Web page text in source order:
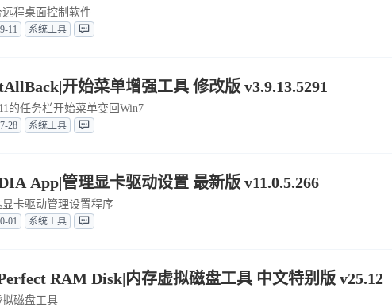
远程桌面控制软件
11 系统工具
开始菜单增强工具 修改版 v3.9.13.5291
的任务栏开始菜单变回Win7
28 系统工具
App|管理显卡驱动设置 最新版 v11.0.5.266
卡驱动管理设置程序
01 系统工具
RAM Disk|内存虚拟磁盘工具 中文特别版 v25.12
拟磁盘工具